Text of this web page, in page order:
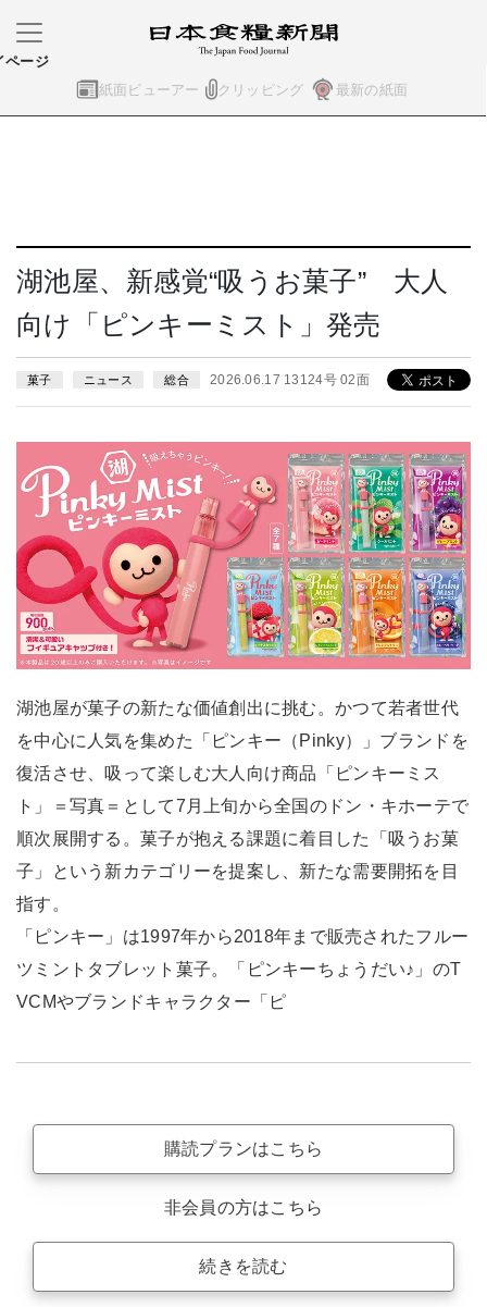
紙面ビューアー クリッピング 最新の紙面
ページ
湖池屋、新感覚“吸うお菓子” 大人
向け「ピンキーミスト」発売
菓子 ニュース 総合 2026.06.17 13124号 02面
湖池屋が菓子の新たな価値創出に挑む。かつて若者世代
を中心に人気を集めた「ピンキー（Pinky）」ブランドを
復活させ、吸って楽しむ大人向け商品「ピンキーミス
ト」＝写真＝として7月上旬から全国のドン・キホーテで
順次展開する。菓子が抱える課題に着目した「吸うお菓
子」という新カテゴリーを提案し、新たな需要開拓を目
指す。
「ピンキー」は1997年から2018年まで販売されたフルー
ツミントタブレット菓子。「ピンキーちょうだい♪」のT
VCMやブランドキャラクター「ピ
購読プランはこちら
非会員の方はこちら
続きを読む